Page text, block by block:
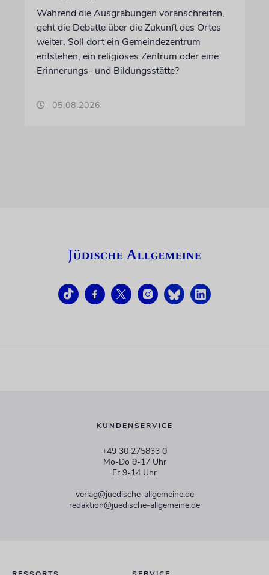
Während die Ausgrabungen voranschreiten,
geht die Debatte über die Zukunft des Ortes
weiter. Soll dort ein Gemeindezentrum
entstehen, ein religiöses Zentrum oder eine
Erinnerungs- und Bildungsstätte?
05.08.2026
KUNDENSERVICE
+49 30 275833 0
Mo-Do 9-17 Uhr
Fr 9-14 Uhr
verlag@juedische-allgemeine.de
redaktion@juedische-allgemeine.de